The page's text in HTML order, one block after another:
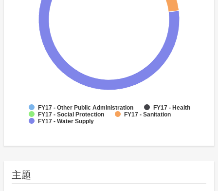
FY17 - Other Public Administration
FY17 - Health
FY17 - Social Protection
FY17 - Sanitation
FY17 - Water Supply
主题